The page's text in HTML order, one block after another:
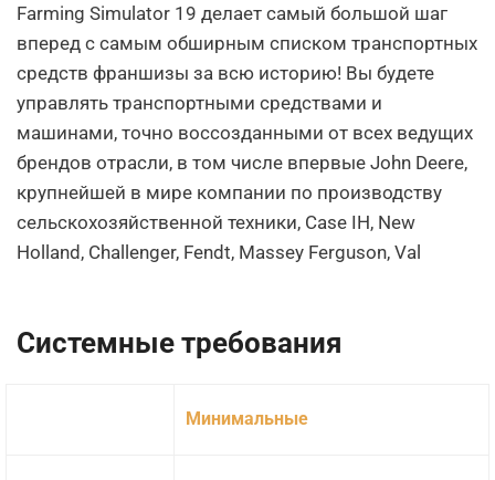
Farming Simulator 19 делает самый большой шаг
вперед с самым обширным списком транспортных
средств франшизы за всю историю! Вы будете
управлять транспортными средствами и
машинами, точно воссозданными от всех ведущих
брендов отрасли, в том числе впервые John Deere,
крупнейшей в мире компании по производству
сельскохозяйственной техники, Case IH, New
Holland, Challenger, Fendt, Massey Ferguson, Val
Системные требования
Минимальные